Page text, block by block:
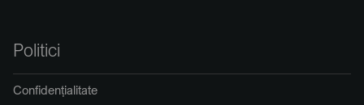
Politici
Confidențialitate